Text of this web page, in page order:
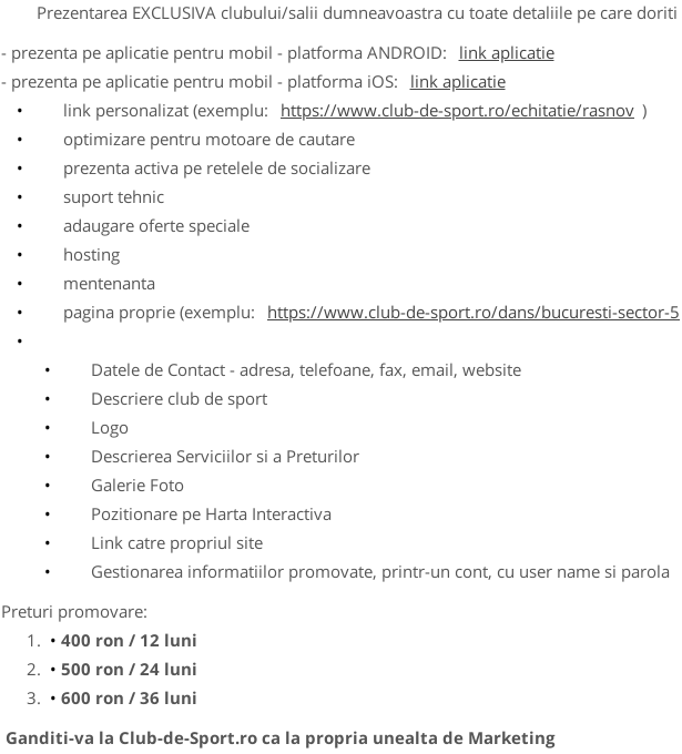
Prezentarea EXCLUSIVA clubului/salii dumneavoastra cu toate detaliile pe care doriti
- prezenta pe aplicatie pentru mobil - platforma ANDROID:
link aplicatie
- prezenta pe aplicatie pentru mobil - platforma iOS:
link aplicatie
link personalizat (exemplu:
https://www.club-de-sport.ro/echitatie/rasnov )
optimizare pentru motoare de cautare
prezenta activa pe retelele de socializare
suport tehnic
adaugare oferte speciale
hosting
mentenanta
pagina proprie (exemplu:
https://www.club-de-sport.ro/dans/bucuresti-sector-5
Datele de Contact - adresa, telefoane, fax, email, website
Descriere club de sport
Logo
Descrierea Serviciilor si a Preturilor
Galerie Foto
Pozitionare pe Harta Interactiva
Link catre propriul site
Gestionarea informatiilor promovate, printr-un cont, cu user name si parola
Preturi promovare:
400 ron / 12 luni
500 ron / 24 luni
600 ron / 36 luni
Ganditi-va la Club-de-Sport.ro ca la propria unealta de Marketing